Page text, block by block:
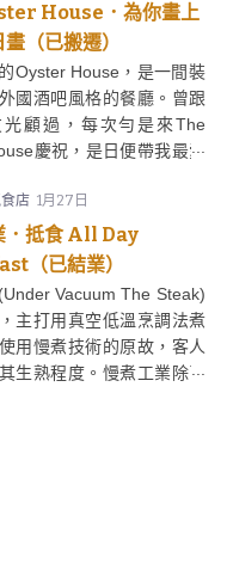
House．為你畫上
（已搬遷）
Oyster House，是一間裝
國酒吧風格的餐廳。曾跟
光顧過，每次勻是來The
慶祝，是日便帶我最愛
店 1月27日
．抵食 All Day
（已結業）
Vacuum The Steak)
主打用真空低溫烹調法煮
用慢煮技術的原故，客人
生熟程度。慢煮工業除了